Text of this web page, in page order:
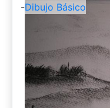
-Dibujo Básico